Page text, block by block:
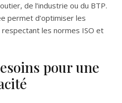
de l’industrie ou du BTP.
permet d’optimiser les
les normes ISO et
pour une